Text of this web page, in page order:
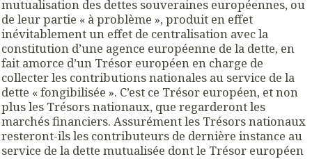
mutualisation des dettes souveraines européennes, ou
de leur partie « à problème », produit en effet
inévitablement un effet de centralisation avec la
constitution d’une agence européenne de la dette, en
fait amorce d’un Trésor européen en charge de
collecter les contributions nationales au service de la
dette « fongibilisée ». C’est ce Trésor européen, et non
plus les Trésors nationaux, que regarderont les
marchés financiers. Assurément les Trésors nationaux
resteront-ils les contributeurs de dernière instance au
service de la dette mutualisée dont le Trésor européen